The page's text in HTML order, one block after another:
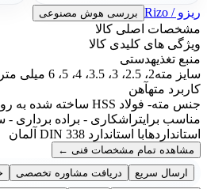
ریزو / Rizo بررسی هوش مصنوعی
مشخصات اصلی کالا
ویژگی های کلیدی کالا
منبع تغذیهدستی
سایز مته2، 2.5، 3، 3.5، 4، 5، 6 میلی متر
کاربرد متهآهن
جنس مته- فولاد HSS ساخته شده به روش فولی گرند
مناسب برایتراشکاری - براده برداری
استانداردهابا استاندارد DIN 338 آلمان
مشاهده تمام مشخصات فنی ←
ارسال سریع
دریافت مشاوره تخصصی